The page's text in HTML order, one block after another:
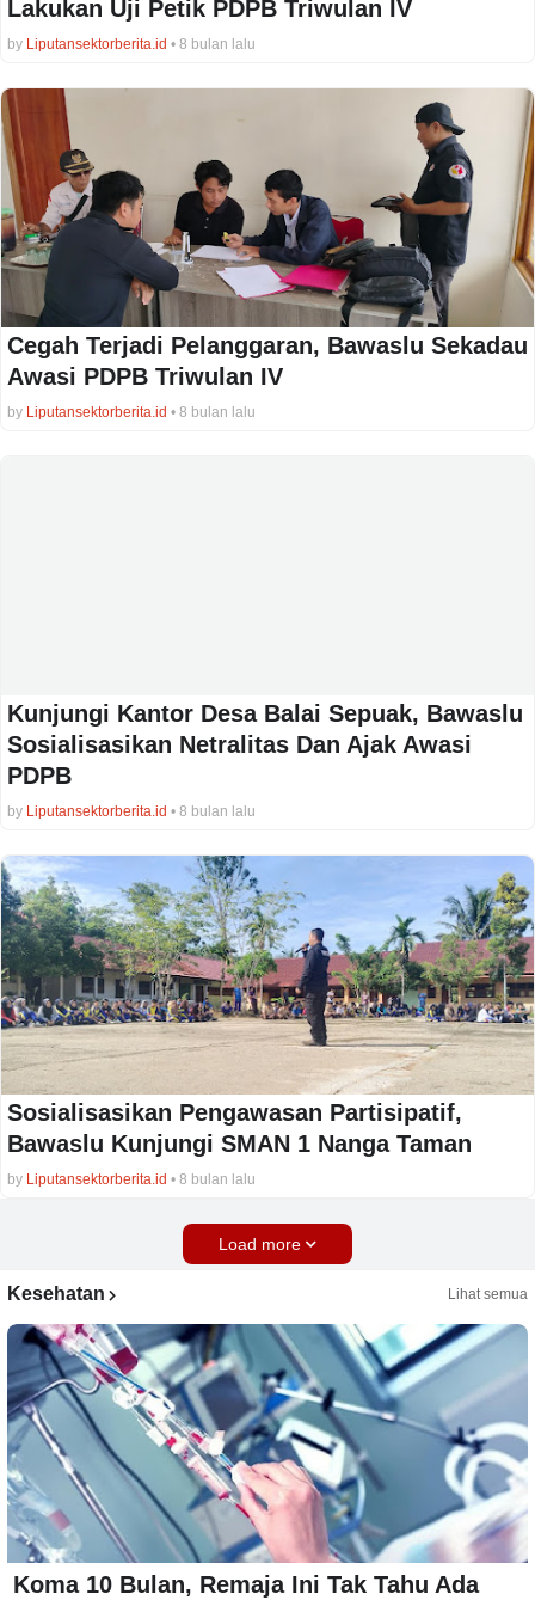
Lakukan Uji Petik PDPB Triwulan IV
by Liputansektorberita.id • 8 bulan lalu
Cegah Terjadi Pelanggaran, Bawaslu Sekadau
Awasi PDPB Triwulan IV
by Liputansektorberita.id • 8 bulan lalu
Kunjungi Kantor Desa Balai Sepuak, Bawaslu
Sosialisasikan Netralitas Dan Ajak Awasi
PDPB
by Liputansektorberita.id • 8 bulan lalu
Sosialisasikan Pengawasan Partisipatif,
Bawaslu Kunjungi SMAN 1 Nanga Taman
by Liputansektorberita.id • 8 bulan lalu
Load more
Kesehatan Lihat semua
Koma 10 Bulan, Remaja Ini Tak Tahu Ada